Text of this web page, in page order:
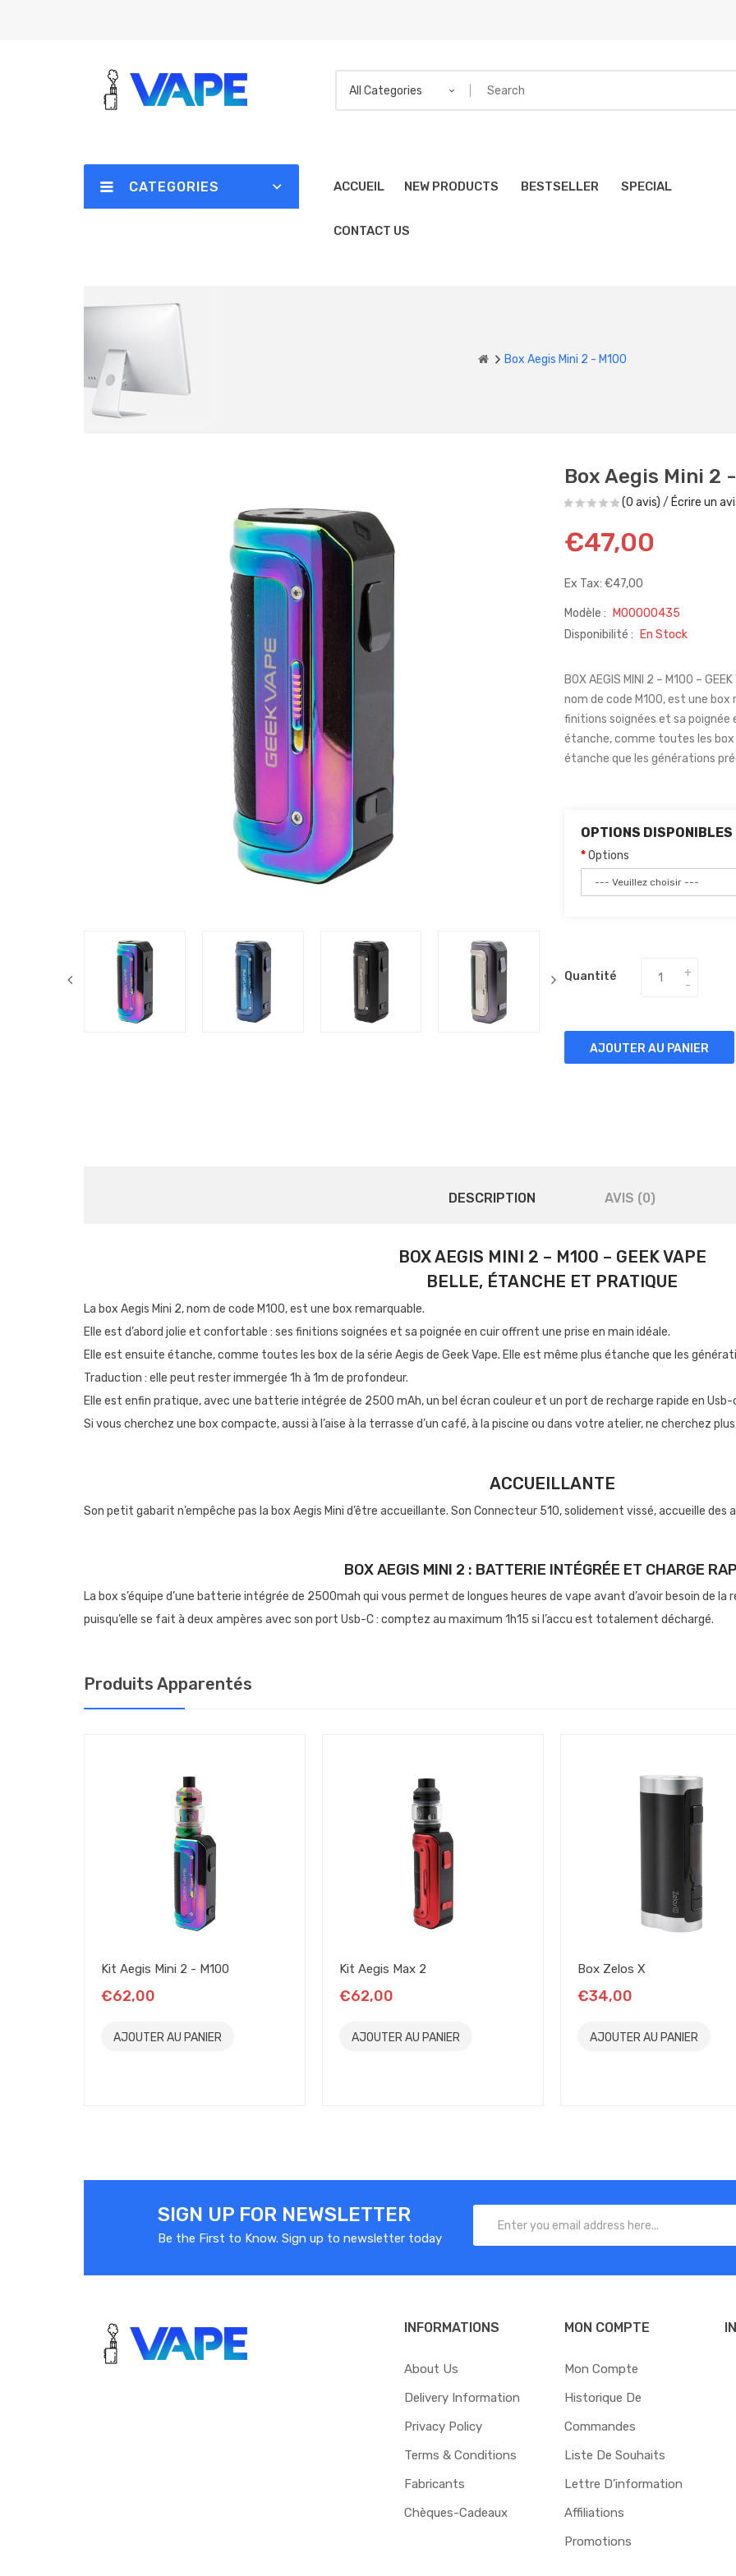
All Categories
CATEGORIES ACCUEIL NEW PRODUCTS BESTSELLER SPECIAL
CONTACT US
Box Aegis Mini 2 - M100
Box Aegis Mini 2
(0 avis) / Écrire un
€47,00
Ex Tax: €47,00
Modèle :
M00000435
Disponibilité :
En Stock
BOX AEGIS MINI 2 – M100 –
nom de code M100, est une
finitions soignées et sa poignée
étanche, comme toutes les box
étanche que les générations
OPTIONS DISPONIBLES
Options
Quantité
AJOUTER AU PANIER
DESCRIPTION AVIS (0)
BOX AEGIS MINI 2 – M100 – GEEK VAPE
BELLE, ÉTANCHE ET PRATIQUE
La box Aegis Mini 2, nom de code M100, est une box remarquable.
Elle est d’abord jolie et confortable : ses finitions soignées et sa poignée en cuir offrent une prise en main idéale.
Elle est ensuite étanche, comme toutes les box de la série Aegis de Geek Vape. Elle est même plus étanche que les
Traduction : elle peut rester immergée 1h à 1m de profondeur.
Elle est enfin pratique, avec une batterie intégrée de 2500 mAh, un bel écran couleur et un port de recharge rapide en Usb-
Si vous cherchez une box compacte, aussi à l’aise à la terrasse d’un café, à la piscine ou dans votre atelier, ne cherchez
ACCUEILLANTE
Son petit gabarit n’empêche pas la box Aegis Mini d’être accueillante. Son Connecteur 510, solidement vissé, accueille des
BOX AEGIS MINI 2 : BATTERIE INTÉGRÉE ET CHARGE
La box s’équipe d’une batterie intégrée de 2500mah qui vous permet de longues heures de vape avant d’avoir besoin de
puisqu’elle se fait à deux ampères avec son port Usb-C : comptez au maximum 1h15 si l’accu est totalement déchargé.
bas : la box est éteinte. Vous le glissez vers le haut, elle se remet en route, et vous pouvez vapoter. Simple, efficace,
BOX AEGIS MINI 2 : GRAND ÉCRAN COULEUR
La façade de la box Aegis Mini 2 regroupe toutes les commandes, à commencer par un bel écran couleur de 1.08″. Au-
et en dessous, les deux boutons de réglages permettent de régler la puissance et de naviguer dans les menus.
La navigation dans les menus et le réglage des modes est très simple. Pour ouvrir le menu des modes, il vous suffit de trois
modes avec les boutons de réglage.
LES MODES DU CHIPSET
Le mode puissance, réglable jusqu’à 100 watts (sur la photo précédente)
Que manque-t-il à la box Aegis Mini 2 ? Rien !
Ah, si : un atomiseur. Pour cette photo, nous lui avons associé le clearomiseur Z Nano 2, toujours par Geek Vape, qui les
CONTENU DU COFFRET
Produits Apparentés
Kit Aegis Mini 2 - M100
€62,00
AJOUTER AU PANIER
Kit Aegis Max 2
€62,00
AJOUTER AU PANIER
Box Zelos X
€34,00
AJOUTER AU PANIER
SIGN UP FOR NEWSLETTER
Be the First to Know. Sign up to newsletter today
INFORMATIONS
About Us
Delivery Information
Privacy Policy
Terms & Conditions
Fabricants
Chèques-Cadeaux
MON COMPTE
Mon Compte
Historique De
Commandes
Liste De Souhaits
Lettre D’information
Affiliations
Promotions